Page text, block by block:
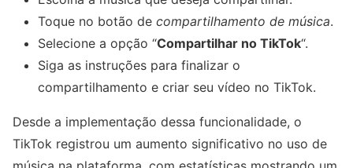
Toque no botão de compartilhamento de música.
Selecione a opção “Compartilhar no TikTok“.
Siga as instruções para finalizar o
compartilhamento e criar seu vídeo no TikTok.
Desde a implementação dessa funcionalidade, o
TikTok registrou um aumento significativo no uso de